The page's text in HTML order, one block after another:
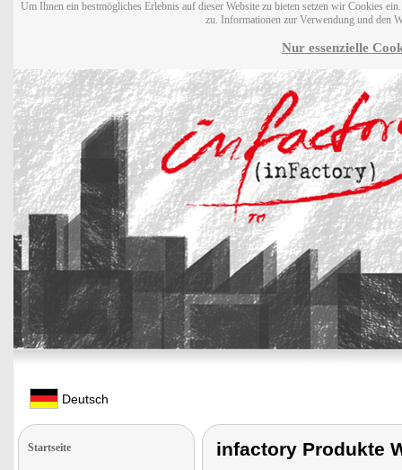
Um Ihnen ein bestmögliches Erlebnis auf dieser Website zu bieten setzen wir Cookies
zu. Informationen zur Verwendung und den
Nur essenzielle
Deutsch
Startseite infactory Produkte